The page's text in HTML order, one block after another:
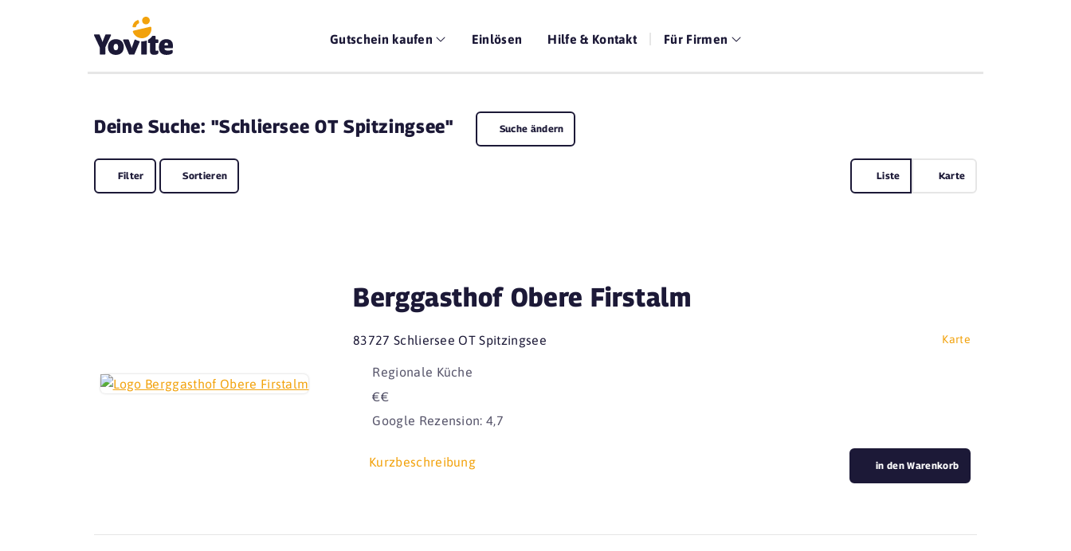
Gutschein kaufen Einlösen Hilfe & Kontakt Für Firmen
Deine Suche: "Schliersee OT Spitzingsee" Suche ändern
Filter Sortieren Liste Karte
Berggasthof Obere Firstalm
83727 Schliersee OT Spitzingsee Karte
Regionale Küche
€€
Google Rezension: 4,7
Kurzbeschreibung in den Warenkorb